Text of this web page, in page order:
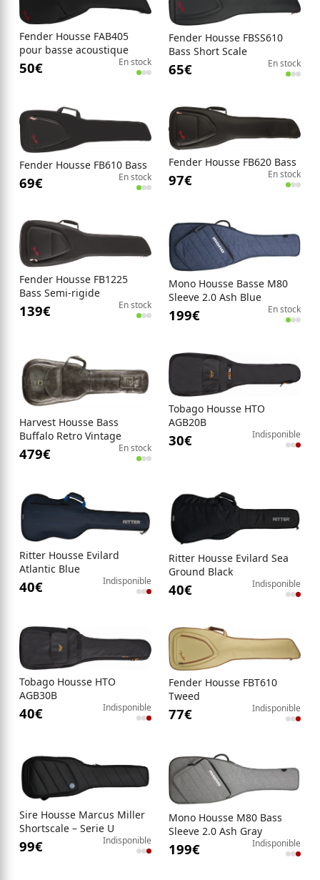
Fender Housse FAB405
pour basse acoustique
50€ En stock
Fender Housse FBSS610
Bass Short Scale
65€ En stock
Fender Housse FB610 Bass
69€ En stock
Fender Housse FB620 Bass
97€ En stock
Fender Housse FB1225
Bass Semi-rigide
139€ En stock
Mono Housse Basse M80
Sleeve 2.0 Ash Blue
199€ En stock
Harvest Housse Bass
Buffalo Retro Vintage
Crackle Brown
479€ En stock
Tobago Housse HTO
AGB20B
30€ Indisponible
Ritter Housse Evilard
Atlantic Blue
40€ Indisponible
Ritter Housse Evilard Sea
Ground Black
40€ Indisponible
Tobago Housse HTO
AGB30B
40€ Indisponible
Fender Housse FBT610
Tweed
77€ Indisponible
Sire Housse Marcus Miller
Shortscale – Serie U
99€ Indisponible
Mono Housse M80 Bass
Sleeve 2.0 Ash Gray
199€ Indisponible